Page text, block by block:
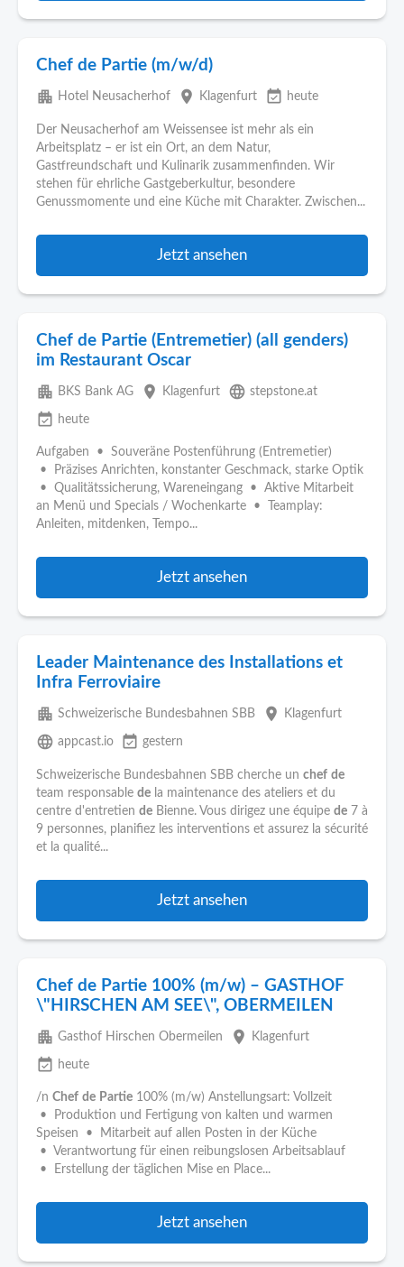
Chef de Partie (m/w/d)
apartment Hotel Neusacherhof place Klagenfurt event_available heute
Der Neusacherhof am Weissensee ist mehr als ein
Arbeitsplatz – er ist ein Ort, an dem Natur,
Gastfreundschaft und Kulinarik zusammenfinden. Wir
stehen für ehrliche Gastgeberkultur, besondere
Genussmomente und eine Küche mit Charakter. Zwischen...
Jetzt ansehen
Chef de Partie (Entremetier) (all genders)
im Restaurant Oscar
apartment BKS Bank AG place Klagenfurt language stepstone.at
event_available heute
Aufgaben • Souveräne Postenführung (Entremetier)
• Präzises Anrichten, konstanter Geschmack, starke Optik
• Qualitätssicherung, Wareneingang • Aktive Mitarbeit
an Menü und Specials / Wochenkarte • Teamplay:
Anleiten, mitdenken, Tempo...
Jetzt ansehen
Leader Maintenance des Installations et
Infra Ferroviaire
apartment Schweizerische Bundesbahnen SBB place Klagenfurt
language appcast.io event_available gestern
Schweizerische Bundesbahnen SBB cherche un chef de
team responsable de la maintenance des ateliers et du
centre d'entretien de Bienne. Vous dirigez une équipe de 7 à
9 personnes, planifiez les interventions et assurez la sécurité
et la qualité...
Jetzt ansehen
Chef de Partie 100% (m/w) – GASTHOF
\"HIRSCHEN AM SEE\", OBERMEILEN
apartment Gasthof Hirschen Obermeilen place Klagenfurt
event_available heute
/n Chef de Partie 100% (m/w) Anstellungsart: Vollzeit
• Produktion und Fertigung von kalten und warmen
Speisen • Mitarbeit auf allen Posten in der Küche
• Verantwortung für einen reibungslosen Arbeitsablauf
• Erstellung der täglichen Mise en Place...
Jetzt ansehen